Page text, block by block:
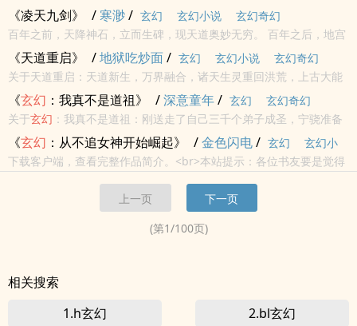
年，不屈于命运，一步步踏上巅峰，与天抗争，天又有什么资格跟我
争？...
《凌天九剑》 /寒渺/ 玄幻 玄幻小说
玄幻奇幻
百年之前，天降神石，立而生碑，现天道奥妙无穷。 百年之后，地宫
现世，再起风云，引无数英雄折腰。 李凌，南平故国，落魄皇子，无
意中却深陷血仇阴谋之中。 随后，血剑现，地宫...
《天道重启》 /地狱吃炒面/ 玄幻 玄幻小说
玄幻奇幻
关于天道重启：天道新生，万界融合，诸天生灵重回洪荒，上古大能
重生，我胡小白一定要在此世成圣，横压万灵，让万族生灵在我雄武
身姿下瑟瑟发抖。
《玄幻 ：我真不是道祖》 /深意童年/ 玄幻
玄幻奇幻
关于玄幻 ：我真不是道祖：刚送走了自己三千个弟子成圣，宁骁准备
好好养养鱼（神龙）、喂喂鸡（朱雀）、玩玩龟（玄武）、逗逗猫
（白虎），系统又给宁骁下达了第二个任务：娶七个老婆。宁骁：不
行，腰受不了。...
《玄幻 ：从不追女神开始崛起》 /金色闪电/ 玄幻
玄幻小
说
下载客户端，查看完整作品简介。<br>本站提示：各位书友要是觉得
：从不追女神开始崛起》还不错的话请不要忘记向您QQ群和微
上一页
下一页
(第1/100页)
相关搜索
1.h玄幻
2.bl玄幻